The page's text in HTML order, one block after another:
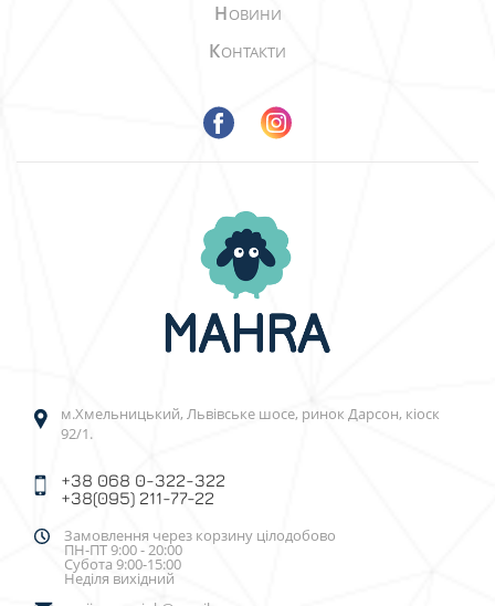
НОВИНИ
КОНТАКТИ
м.Хмельницький, Львівське шосе, ринок Дарсон, кіоск
92/1.
+38 068 0-322-322
+38(095) 211-77-22
Замовлення через корзину цілодобово
ПН-ПТ 9:00 - 20:00
Субота 9:00-15:00
Неділя вихідний